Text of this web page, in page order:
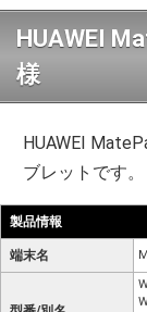
HUAWEI
様
HUAWEI
ブレットです。
製品情報
端末名